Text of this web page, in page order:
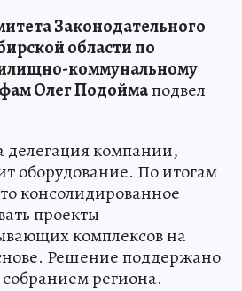
Законодательного
области по
коммунальному
Олег Подоймаподвел
компании,
оборудование. По итогам
консолидированное
проекты
комплексов на
Решение поддержано
региона.